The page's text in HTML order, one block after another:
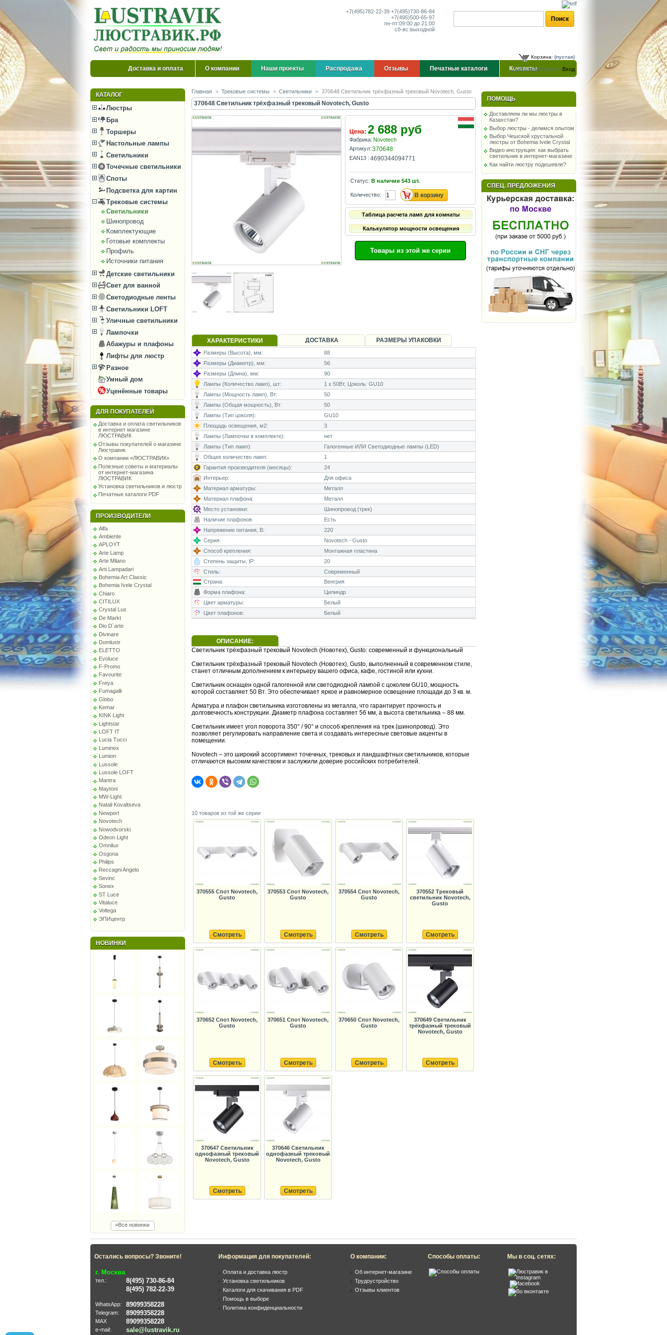
+7(495)782-22-39 +7(495)730-86-84
+7(495)500-65-97
пн-пт:09:00 до 21:00
сб-вс:выходной
Корзина: (пустая)
Добро пожаловать, Вход
Доставка и оплата О компании Наши проекты Распродажа Отзывы Печатные каталоги Контакты
КАТАЛОГ
Люстры
Бра
Торшеры
Настольные лампы
Светильники
Точечные светильники
Споты
Подсветка для картин
Трековые системы
Светильники
Шинопровод
Комплектующие
Готовые комплекты
Профиль
Источники питания
Детские светильники
Свет для ванной
Светодиодные ленты
Светильники LOFT
Уличные светильники
Лампочки
Абажуры и плафоны
Лифты для люстр
Разное
Умный дом
Уценённые товары
ДЛЯ ПОКУПАТЕЛЕЙ
Доставка и оплата светильников
в интернет магазине
ЛЮСТРАВИК
Отзывы покупателей о магазине
Люстравик
О компании «ЛЮСТРАВИК»
Полезные советы и материалы
от интернет-магазина
ЛЮСТРАВИК
Установка светильников и люстр
Печатные каталоги PDF
ПРОИЗВОДИТЕЛИ
Alfa
Ambiente
APLOYT
Arte Lamp
Arte Milano
Arti Lampadari
Bohemia Art Classic
Bohemia Ivele Crystal
Chiaro
CITILUX
Crystal Lux
De Markt
Dio D`arte
Divinare
Domlustr
ELETTO
Evoluce
F-Promo
Favourite
Freya
Fumagalli
Globo
Kemar
KINK Light
Lightstar
LOFT IT
Lucia Tucci
Luminex
Lumion
Lussole
Lussole LOFT
Mantra
Maytoni
MW-Light
Natali Kovaltseva
Newport
Novotech
Nowodvorski
Odeon Light
Omnilux
Osgona
Philips
Reccagni Angelo
Sevinc
Sonex
ST Luce
Vitaluce
Voltega
ЭПИцентр
НОВИНКИ
»Все новинки
Главная > Трековые системы > Светильники > 370648 Светильник трёхфазный трековый Novotech, Gusto
370648 Светильник трёхфазный трековый Novotech, Gusto
Цена: 2 688 руб
Фабрика: Novotech
Артикул: 370648
EAN13 : 4690344094771
Статус: В наличии 543 шт.
Количество:
Таблица расчета ламп для комнаты
Калькулятор мощности освещения
Товары из этой же серии
ХАРАКТЕРИСТИКИ ДОСТАВКА РАЗМЕРЫ УПАКОВКИ
Размеры (Высота), мм:
88
Размеры (Диаметр), мм:
56
Размеры (Длина), мм:
90
Лампы (Количество ламп), шт:
1 x 50Вт, Цоколь: GU10
Лампы (Мощность ламп), Вт:
50
Лампы (Общая мощность), Вт:
50
Лампы (Тип цоколя):
GU10
Площадь освещения, м2:
3
Лампы (Лампочки в комплекте):
нет
Лампы (Тип ламп):
Галогенные ИЛИ Светодиодные лампы (LED)
Общее количество ламп:
1
Гарантия производителя (месяцы):
24
Интерьер:
Для офиса
Материал арматуры:
Металл
Материал плафона:
Металл
Место установки:
Шинопровод (трек)
Наличие плафонов
Есть
Напряжение питания, В:
220
Серия:
Novotech - Gusto
Способ крепления:
Монтажная пластина
Степень защиты, IP:
20
Стиль:
Современный
Страна:
Венгрия
Форма плафона:
Цилиндр
Цвет арматуры:
Белый
Цвет плафонов:
Белый
ОПИСАНИЕ:
Светильник трёхфазный трековый Novotech (Новотех), Gusto: современный и функциональный
Светильник трёхфазный трековый Novotech (Новотех), Gusto, выполненный в современном стиле,
станет отличным дополнением к интерьеру вашего офиса, кафе, гостиной или кухни.
Светильник оснащен одной галогенной или светодиодной лампой с цоколем GU10, мощность
которой составляет 50 Вт. Это обеспечивает яркое и равномерное освещение площади до 3 кв. м.
Арматура и плафон светильника изготовлены из металла, что гарантирует прочность и
долговечность конструкции. Диаметр плафона составляет 56 мм, а высота светильника – 88 мм.
Светильник имеет угол поворота 350° / 90° и способ крепления на трек (шинопровод). Это
позволяет регулировать направление света и создавать интересные световые акценты в
помещении.
Novotech – это широкий ассортимент точечных, трековых и ландшафтных светильников, которые
отличаются высоким качеством и заслужили доверие российских потребителей.
10 товаров из той же серии
370555 Спот Novotech,
Gusto
Смотреть
370553 Спот Novotech,
Gusto
Смотреть
370554 Спот Novotech,
Gusto
Смотреть
370552 Трековый
светильник Novotech,
Gusto
Смотреть
370652 Спот Novotech,
Gusto
Смотреть
370651 Спот Novotech,
Gusto
Смотреть
370650 Спот Novotech,
Gusto
Смотреть
370649 Светильник
трёхфазный трековый
Novotech, Gusto
Смотреть
370647 Светильник
однофазный трековый
Novotech, Gusto
Смотреть
370646 Светильник
однофазный трековый
Novotech, Gusto
Смотреть
ПОМОЩЬ
Доставляем ли мы люстры в
Казахстан?
Выбор люстры - делимся опытом
Выбор Чешской хрустальной
люстры от Bohemia Ivele Crystal
Видео инструкция: как выбрать
светильник в интернет-магазине
Как найти люстру подешевле?
СПЕЦ. ПРЕДЛОЖЕНИЯ
Остались вопросы? Звоните!
г. Москва
тел.:
8(495) 730-86-84
8(495) 782-22-39
WhatsApp: 89099358228
Telegram: 89099358228
MAX 89099358228
e-mail: sale@lustravik.ru
Информация для покупателей:
Оплата и доставка люстр
Установка светильников
Каталоги для скачивания в PDF
Помощь в выборе
Политика конфиденциальности
О компании:
Об интернет-магазине
Трудоустройство
Отзывы клиентов
Способы оплаты: Мы в соц. сетях: